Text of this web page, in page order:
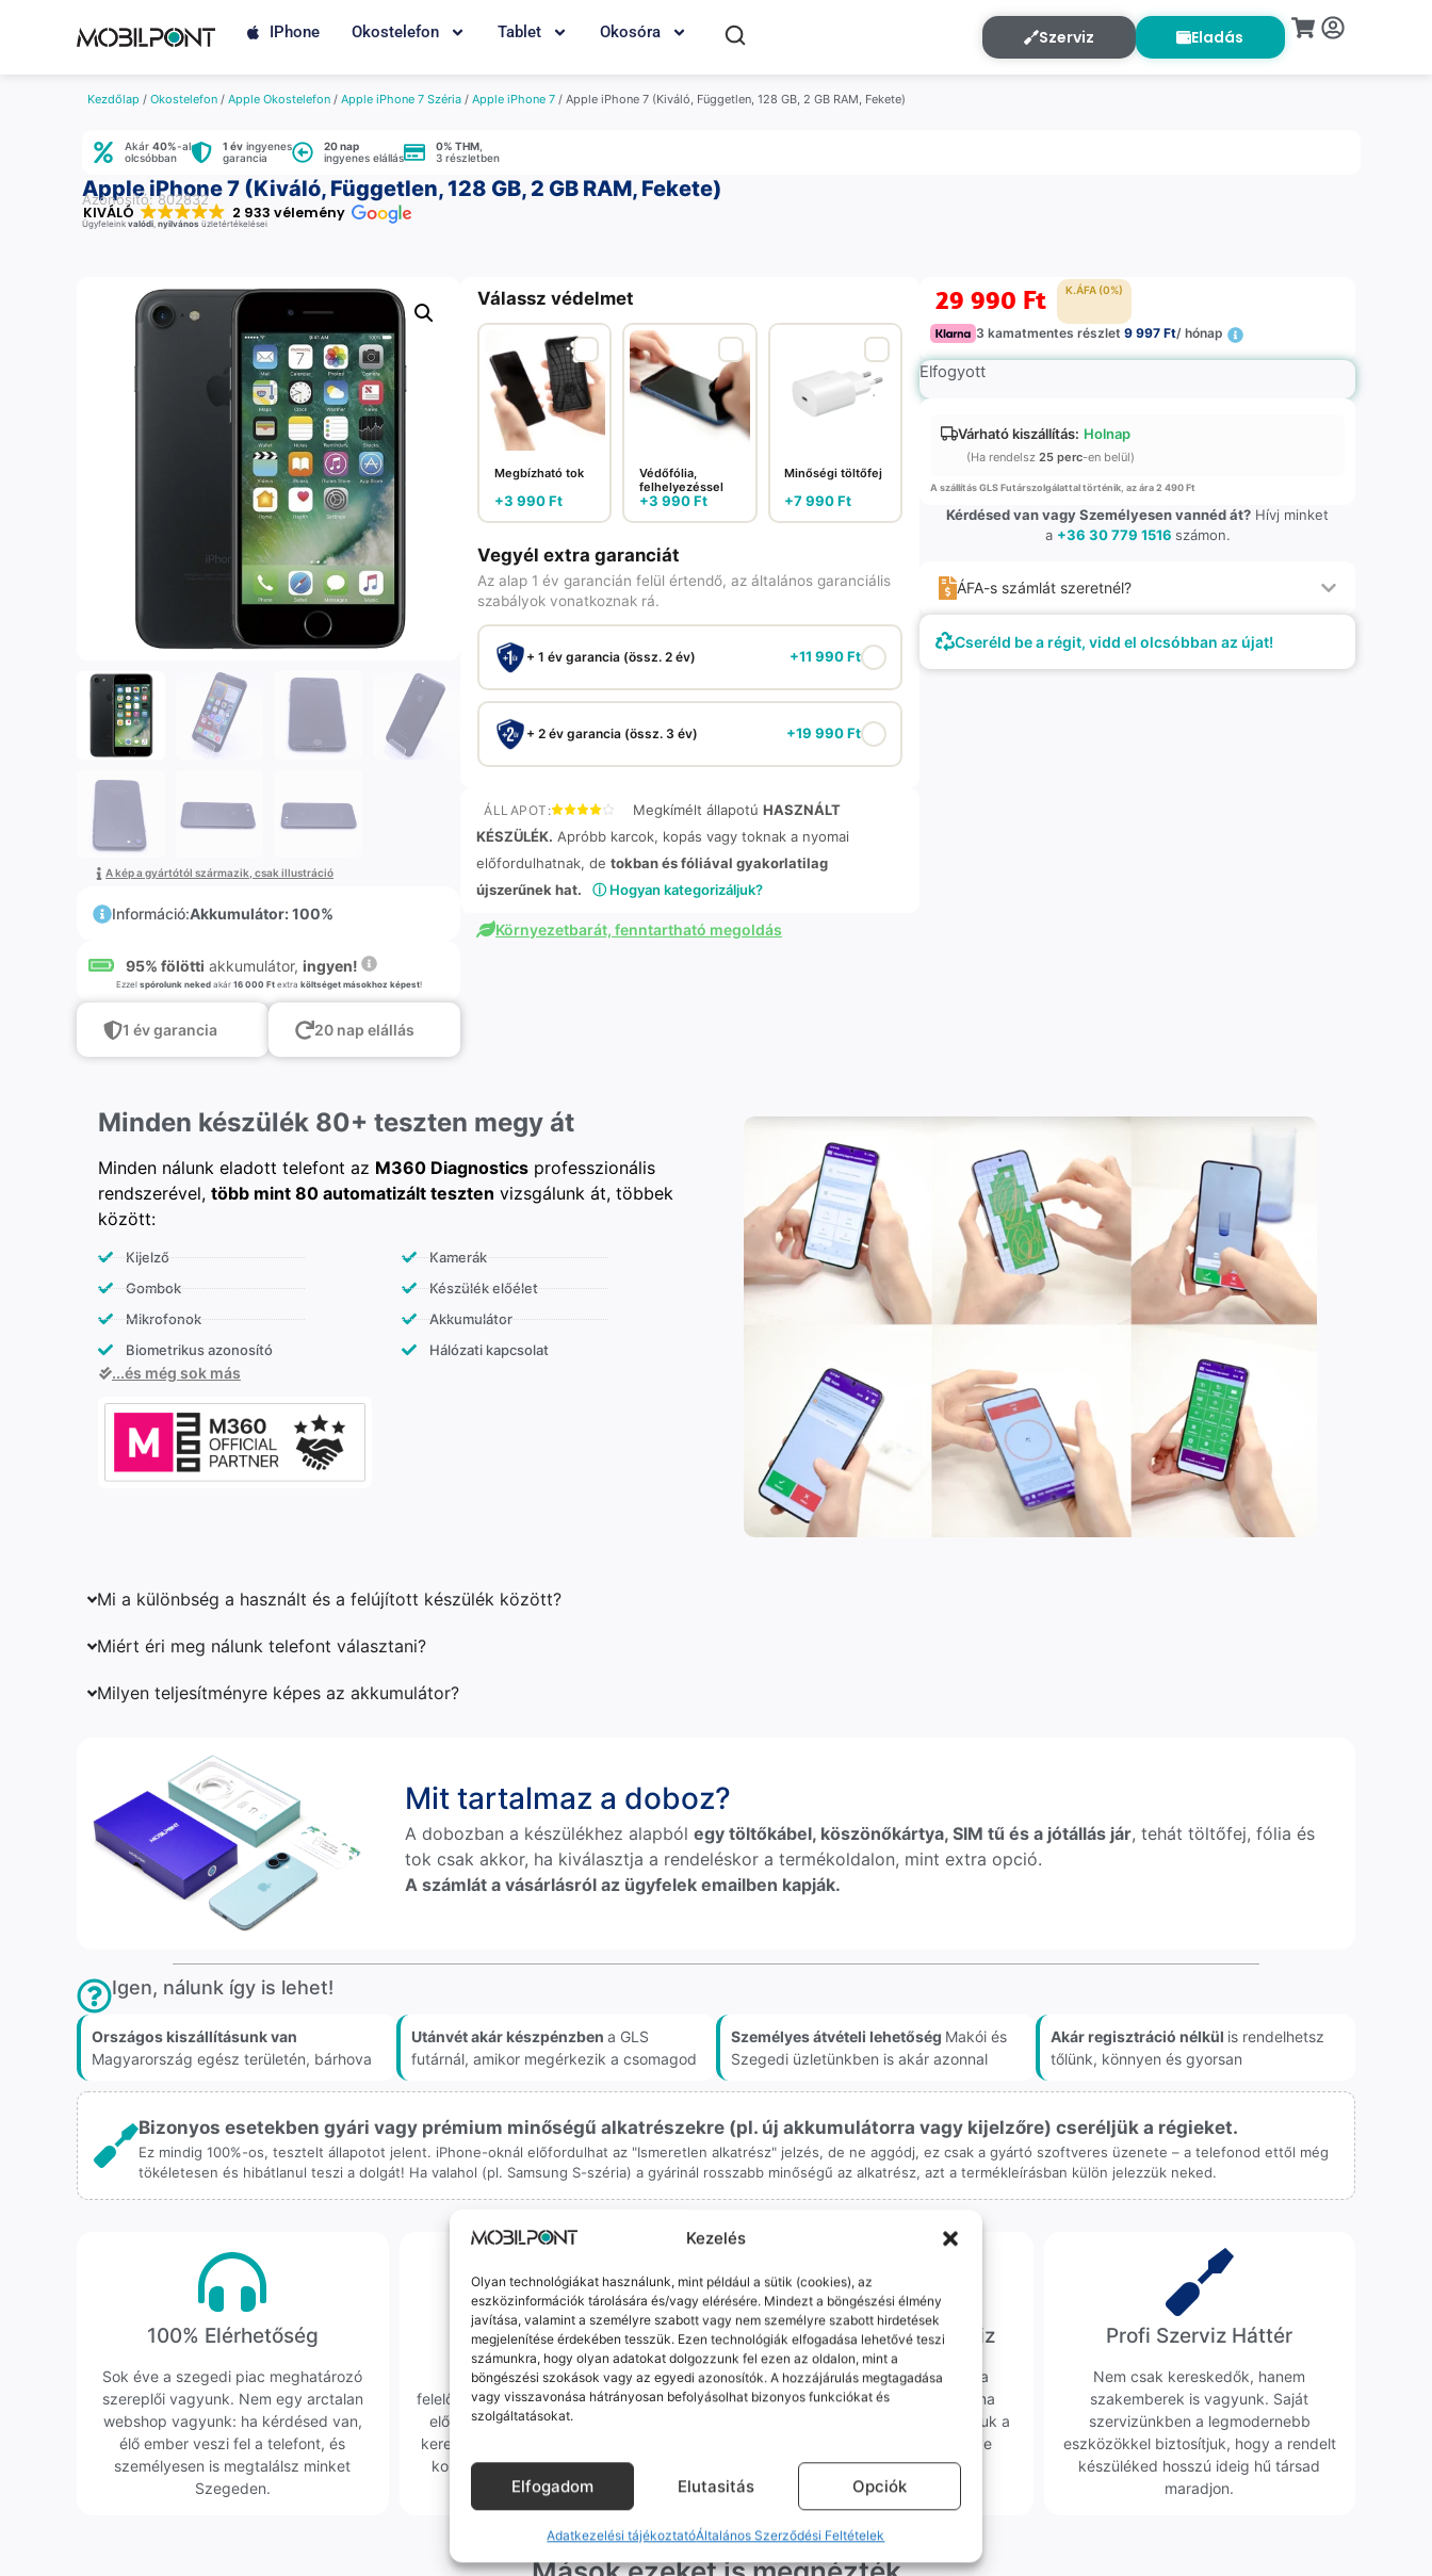
Kezelés
Olyan technológiákat használunk, mint például a sütik (cookies), az
eszközinformációk tárolására és/vagy elérésére. Mindezt a böngészési élmény
javítása, valamint a személyre szabott vagy nem személyre szabott hirdetések
megjelenítése érdekében tesszük. Ezen technológiák elfogadása lehetővé teszi
számunkra, hogy olyan adatokat dolgozzunk fel ezen az oldalon, mint a
böngészési szokások vagy az egyedi azonosítók. A hozzájárulás megtagadása
vagy visszavonása hátrányosan befolyásolhat bizonyos funkciókat és
szolgáltatásokat.
Elfogadom Elutasitás Opciók
Adatkezelési tájékoztatóÁltalános Szerződési Feltételek
IPhone Okostelefon Tablet Okosóra Szerviz Eladás
Kezdőlap / Okostelefon / Apple Okostelefon / Apple iPhone 7 Széria / Apple iPhone 7 / Apple iPhone 7 (Kiváló, Független, 128 GB, 2 GB RAM, Fekete)
Akár 40%-al
olcsóbban
1 év ingyenes
garancia
20 nap
ingyenes elállás
0% THM
3 részletben
Apple iPhone 7 (Kiváló, Független, 128 GB, 2 GB RAM, Fekete)
Azonosító: 802832
KIVÁLÓ 2 933 vélemény
Ügyfeleink valódi, nyilvános üzletértékelései
A kép a gyártótól származik, csak illustráció
Információ:Akkumulátor: 100%
95% fölötti akkumulátor, ingyen!
Ezzel spórolunk nekedakár 16 000 Ftextra költséget másokhoz képest!
1 év garancia 20 nap elállás
Válassz védelmet
Megbízható tok
+3 990Ft
Védőfólia,
felhelyezéssel
+3 990Ft
Minőségi töltőfej
+7 990Ft
Vegyél extra garanciát
Az alap 1 év garancián felül értendő, az általános garanciális
szabályok vonatkoznak rá.
+ 1 év garancia (össz. 2 év) +11 990Ft
+ 2 év garancia (össz. 3 év) +19 990Ft
ÁLLAPOT: Megkímélt állapotú HASZNÁLT
KÉSZÜLÉK. Apróbb karcok, kopás vagy toknak a nyomai
előfordulhatnak, de tokban és fóliával gyakorlatilag
újszerűnek hat.
ⓘ Hogyan kategorizáljuk?
Környezetbarát, fenntartható megoldás
29 990 Ft K.ÁFA (0%)
3 kamatmentes részlet9 997 Ft/ hónap
Elfogyott
Várható kiszállítás: Holnap
(Ha rendelsz25 perc-en belül)
A szállítás GLS Futárszolgálattal történik, az ára 2 490 Ft
Kérdésed van vagy Személyesen vannéd át? Hívj minket
a +36 30 779 1516 számon.
ÁFA-s számlát szeretnél?
Cseréld be a régit, vidd el olcsóbban az újat!
Minden készülék 80+ teszten megy át
Minden nálunk eladott telefont az M360 Diagnostics professzionális
rendszerével, több mint 80 automatizált teszten vizsgálunk át, többek
között:
Kijelző
Gombok
Mikrofonok
Biometrikus azonosító
Kamerák
Készülék előélet
Akkumulátor
Hálózati kapcsolat
...és még sok más
Mi a különbség a használt és a felújított készülék között?
Miért éri meg nálunk telefont választani?
Milyen teljesítményre képes az akkumulátor?
Mit tartalmaz a doboz?
A dobozban a készülékhez alapbólegy töltőkábel, köszönőkártya, SIM tű és a jótállás jár, tehát töltőfej, fólia és
tok csak akkor, ha kiválasztja a rendeléskor a termékoldalon, mint extra opció.
A számlát a vásárlásról az ügyfelek emailben kapják.
Igen, nálunk így is lehet!
Országos kiszállításunk van
Magyarország egész területén, bárhova
Utánvét akár készpénzben a GLS
futárnál, amikor megérkezik a csomagod
Személyes átvételi lehetőség Makói és
Szegedi üzletünkben is akár azonnal
Akár regisztráció nélkül is rendelhetsz
tőlünk, könnyen és gyorsan
Bizonyos esetekben gyári vagy prémium minőségű alkatrészekre (pl. új akkumulátorra vagy kijelzőre) cseréljük a régieket.
Ez mindig 100%-os, tesztelt állapotot jelent. iPhone-oknál előfordulhat az "Ismeretlen alkatrész" jelzés, de ne aggódj, ez csak a gyártó szoftveres üzenete – a telefonod ettől még
tökéletesen és hibátlanul teszi a dolgát! Ha valahol (pl. Samsung S-széria) a gyárinál rosszabb minőségű az alkatrész, azt a termékleírásban külön jelezzük neked.
100% Elérhetőség
Sok éve a szegedi piac meghatározó
szereplői vagyunk. Nem egy arctalan
webshop vagyunk: ha kérdésed van,
élő ember veszi fel a telefont, és
személyesen is megtalálsz minket
Szegeden.
Korrekt Ügyintézés
Hibázni emberi dolog, de a
felelősségvállalás nálunk alap. Ha ritkán
előfordul egy hiba, nem kifogásokat
keresünk, hanem megoldást. Szakértő
kollégáink azonnal kézbe veszik az
ügyedet.
Ingyenes Futár & Szerviz
Ha messze laksz, mi megyünk a
készülékért. Garanciális probléma
esetén küldjük a futárt, bevizsgáljuk a
telefont, és javítva vagy cserélve
küldjük vissza – neked ez 0 Ft
költséggel jár.
Profi Szerviz Háttér
Nem csak kereskedők, hanem
szakemberek is vagyunk. Saját
szervizünkben a legmodernebb
eszközökkel biztosítjuk, hogy a rendelt
készüléked hosszú ideig hű társad
maradjon.